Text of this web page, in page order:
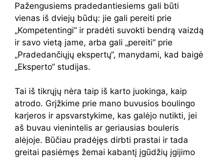
Pažengusiems pradedantiesiems gali būti
vienas iš dviejų būdų: jie gali pereiti prie
„Kompetentingi“ ir pradėti suvokti bendrą vaizdą
ir savo vietą jame, arba gali „pereiti“ prie
„Pradedančiųjų ekspertų“, manydami, kad baigė
„Eksperto“ studijas.
Tai iš tikrųjų nėra taip iš karto juokinga, kaip
atrodo. Grįžkime prie mano buvusios boulingo
karjeros ir apsvarstykime, kas galėjo nutikti, jei
aš buvau vienintelis ar geriausias bouleris
alėjoje. Būčiau pradėjęs dirbti prastai ir tada
greitai pasiėmęs žemai kabantį įgūdžių įgijimo